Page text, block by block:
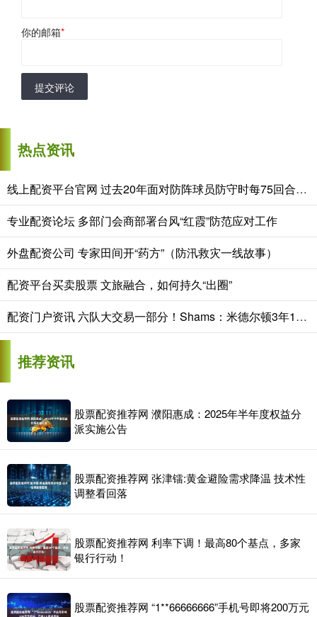
你的邮箱*
提交评论
热点资讯
线上配资平台官网 过去20年面对防阵球员防守时每75回合得分榜：恩比德36.1分最高
专业配资论坛 多部门会商部署台风“红霞”防范应对工作
外盘配资公司 专家田间开“药方”（防汛救灾一线故事）
配资平台买卖股票 文旅融合，如何持久“出圈”
配资门户资讯 六队大交易一部分！Shams：米德尔顿3年1760万先签后换回到奇才！
推荐资讯
股票配资推荐网 濮阳惠成：2025年半年度权益分
派实施公告
股票配资推荐网 张津镭:黄金避险需求降温 技术性
调整看回落
股票配资推荐网 利率下调！最高80个基点，多家
银行行动！
股票配资推荐网 “1**66666666”手机号即将200万元